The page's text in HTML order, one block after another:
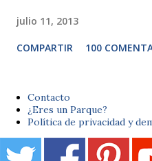
julio 11, 2013
COMPARTIR 100
Contacto
¿Eres un Parque?
Política de privacidad y